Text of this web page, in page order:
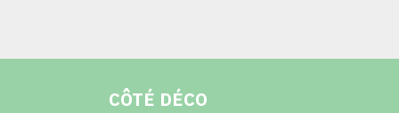
CÔTÉ DÉCO